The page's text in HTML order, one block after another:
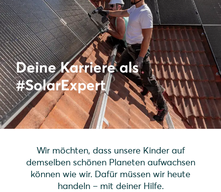
Deine Karriere als
#SolarExpert
Wir möchten, dass unsere Kinder auf
demselben schönen Planeten aufwachsen
können wie wir. Dafür müssen wir heute
handeln – mit deiner Hilfe.